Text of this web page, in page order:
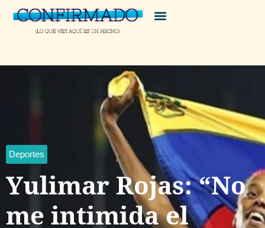
Deportes
Yulimar Rojas: “No
me intimida el